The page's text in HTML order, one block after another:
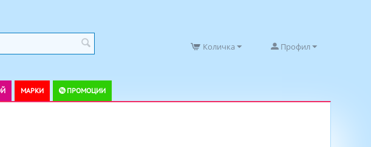
Профил
Количка
МАРКИ ПРОМОЦИИ